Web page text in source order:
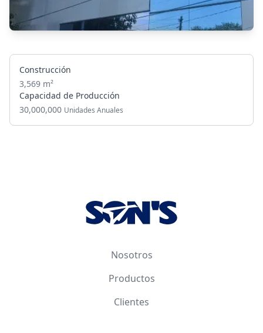
Construcción
3,569 m²
Capacidad de Producción
30,000,000 Unidades Anuales
Nosotros
Productos
Clientes